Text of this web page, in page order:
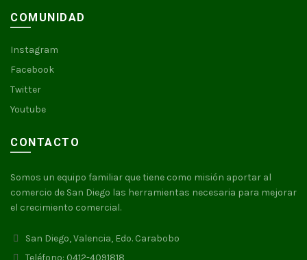
COMUNIDAD
Instagram
Facebook
Twitter
Youtube
CONTACTO
Somos un equipo familiar que tiene como misión aportar al
comercio de San Diego las herramientas necesaria para mejorar
el crecimiento comercial.
San Diego, Valencia, Edo. Carabobo
Teléfono: 0412-4091818